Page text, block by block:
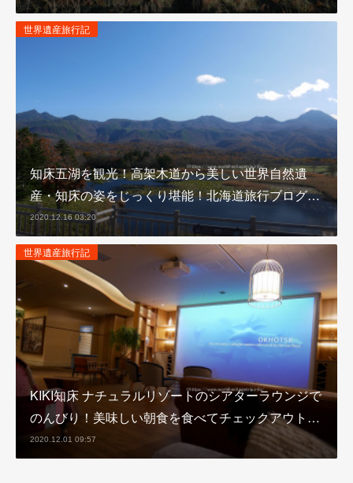
世界遺産旅行記
知床五湖を観光！高架木道から美しい世界自然遺
産・知床の姿をじっくり堪能！北海道旅行ブログ…
2020.12.16 03:20
世界遺産旅行記
KIKI知床 ナチュラルリゾートのシアターラウンジで
のんびり！美味しい朝食を食べてチェックアウト…
2020.12.01 09:57